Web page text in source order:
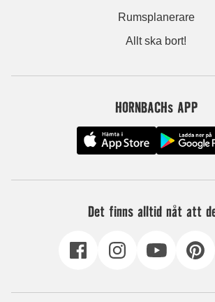
Rumsplanerare
Allt ska bort!
HORNBACHs APP
Det finns alltid nåt att